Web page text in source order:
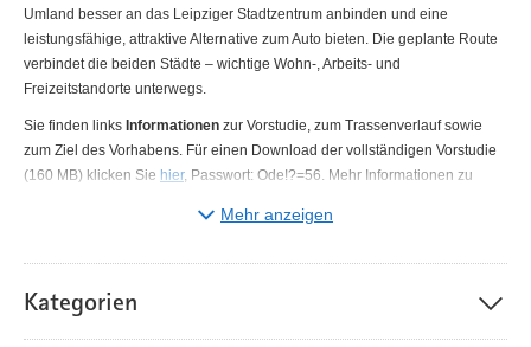
Umland besser an das Leipziger Stadtzentrum anbinden und eine
leistungsfähige, attraktive Alternative zum Auto bieten. Die geplante Route
verbindet die beiden Städte – wichtige Wohn-, Arbeits- und
Freizeitstandorte unterwegs.
Sie finden links Informationen zur Vorstudie, zum Trassenverlauf sowie
zum Ziel des Vorhabens. Für einen Download der vollständigen Vorstudie
(160 MB) klicken Sie hier, Passwort: Ode!?=56. Mehr Informationen zu
Ihre Anmerkungenkönnen Sie durch den blauen Button "Ihre
ausklappbare Legende oben rechts in der Karte. Die Verkehrsplaner sind
an Ihrer lokalen Expertise interessiert. Alle Ihre Hinweise und Anregungen
Mehr anzeigen
Kategorien